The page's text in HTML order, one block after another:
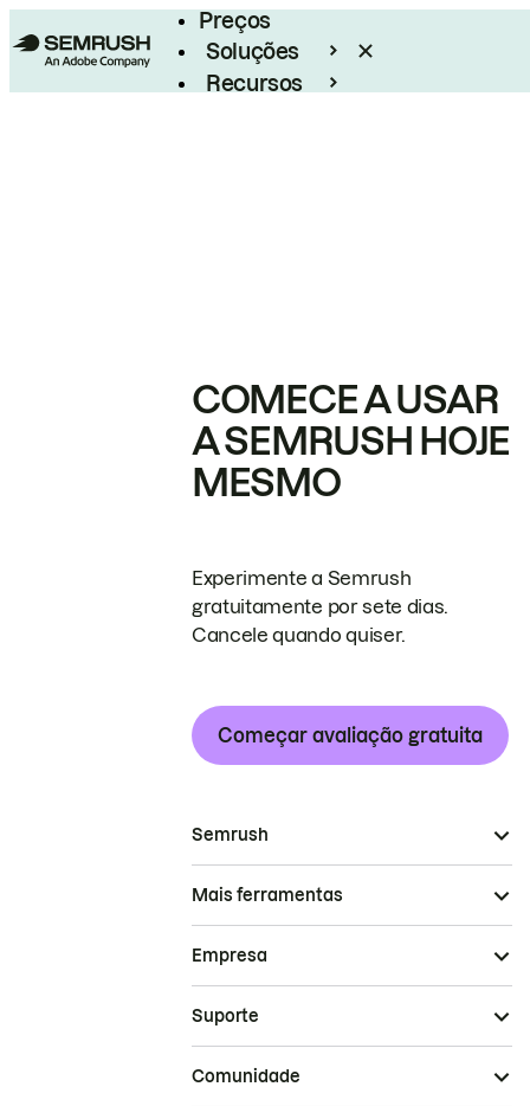
Preços
Soluções
Recursos
COMECE A USAR
A SEMRUSH HOJE
MESMO
Experimente a Semrush
gratuitamente por sete dias.
Cancele quando quiser.
Começar avaliação gratuita
Semrush
Mais ferramentas
Empresa
Suporte
Comunidade